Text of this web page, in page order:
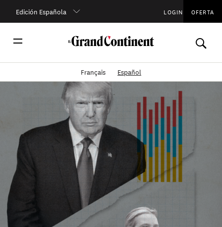
Edición Española LOGIN OFERTA
Français Español